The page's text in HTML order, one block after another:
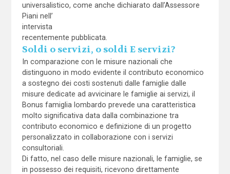
universalistico, come anche dichiarato dall’Assessore
Piani nell’
intervista
recentemente pubblicata.
Soldi o servizi, o soldi E servizi?
In comparazione con le misure nazionali che
distinguono in modo evidente il contributo economico
a sostegno dei costi sostenuti dalle famiglie dalle
misure dedicate ad avvicinare le famiglie ai servizi, il
Bonus famiglia lombardo prevede una caratteristica
molto significativa data dalla combinazione tra
contributo economico e definizione di un progetto
personalizzato in collaborazione con i servizi
consultoriali.
Di fatto, nel caso delle misure nazionali, le famiglie, se
in possesso dei requisiti, ricevono direttamente